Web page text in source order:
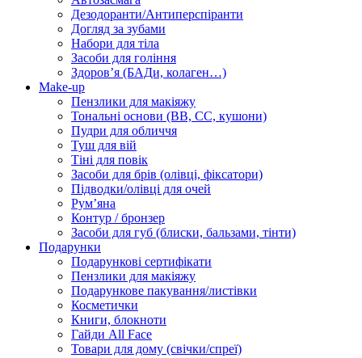
Дезодоранти/Антиперспіранти
Догляд за зубами
Набори для тіла
Засоби для гоління
Здоровʼя (БАДи, колаген…)
Make-up
Пензлики для макіяжу
Тональні основи (BB, CC, кушони)
Пудри для обличчя
Туш для вій
Тіні для повік
Засоби для брів (олівці, фіксатори)
Підводки/олівці для очей
Румʼяна
Контур / бронзер
Засоби для губ (блиски, бальзами, тінти)
Подарунки
Подарункові сертифікати
Пензлики для макіяжу
Подарункове пакування/листівки
Косметички
Книги, блокноти
Гайди All Face
Товари для дому (свічки/спреї)